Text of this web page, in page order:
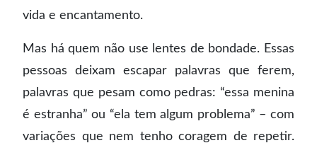
vida e encantamento.
Mas há quem não use lentes de bondade. Essas
pessoas deixam escapar palavras que ferem,
palavras que pesam como pedras: “essa menina
é estranha” ou “ela tem algum problema” – com
variações que nem tenho coragem de repetir.